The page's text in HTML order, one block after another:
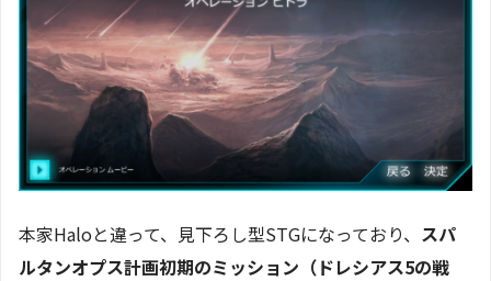
本家Haloと違って、見下ろし型STGになっており、 スパ
ルタンオプス計画初期のミッション（ドレシアス5の戦